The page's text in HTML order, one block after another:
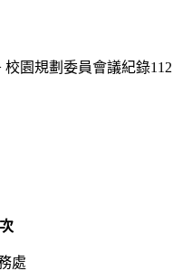
校園規劃委員會議紀錄112
處